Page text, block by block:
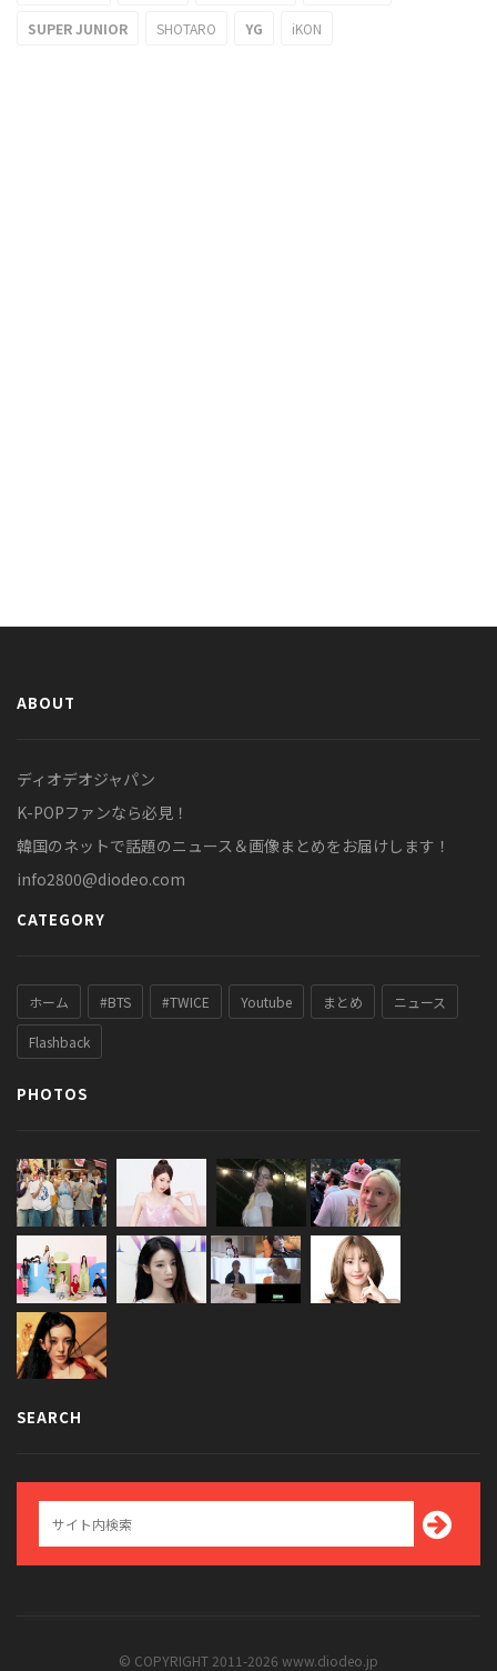
SUPER JUNIOR SHOTARO YG iKON
ABOUT
ディオデオジャパン
K-POPファンなら必見！
韓国のネットで話題のニュース＆画像まとめをお届けします！
info2800@diodeo.com
CATEGORY
ホーム #BTS #TWICE Youtube まとめ ニュース
Flashback
PHOTOS
SEARCH
© COPYRIGHT 2011-2026 www.diodeo.jp